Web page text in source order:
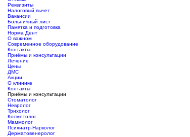
Реквизиты
Налоговый вычет
Вакансии
Больничный лист
Памятка и подготовка
Норма Дент
О важном
Современное оборудование
Контакты
Приёмы и консультации
Лечение
Цены
ДМС
Акции
О клинике
Контакты
Приёмы и консультации
Стоматолог
Невролог
Трихолог
Косметолог
Маммолог
Психиатр-Нарколог
Дерматовенеролог